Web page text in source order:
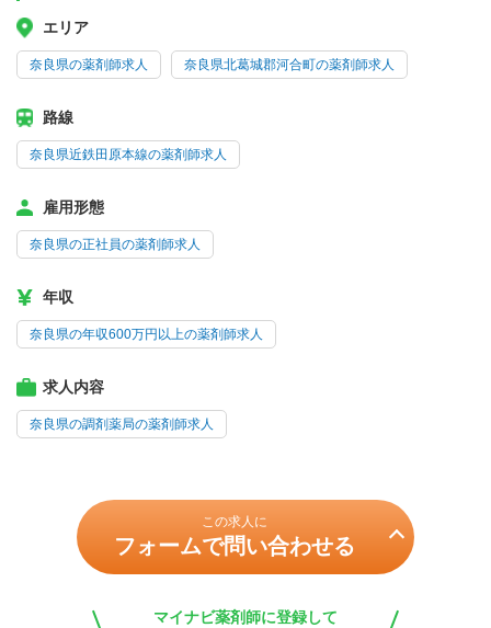
エリア
奈良県の薬剤師求人 奈良県北葛城郡河合町の薬剤師求人
路線
奈良県近鉄田原本線の薬剤師求人
雇用形態
奈良県の正社員の薬剤師求人
年収
奈良県の年収600万円以上の薬剤師求人
求人内容
奈良県の調剤薬局の薬剤師求人
この求人に
フォームで問い合わせる
マイナビ薬剤師に登録して